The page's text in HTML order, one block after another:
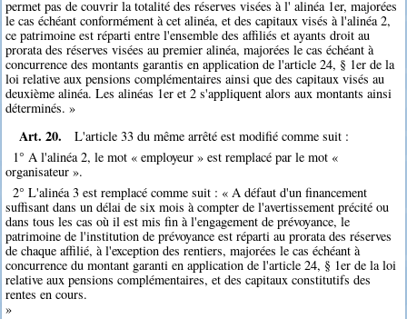
permet pas de couvrir la totalité des réserves visées à l' alinéa 1er, majorées
le cas échéant conformément à cet alinéa, et des capitaux visés à l'alinéa 2,
ce patrimoine est réparti entre l'ensemble des affiliés et ayants droit au
prorata des réserves visées au premier alinéa, majorées le cas échéant à
concurrence des montants garantis en application de l'article 24, § 1er de la
loi relative aux pensions complémentaires ainsi que des capitaux visés au
deuxième alinéa. Les alinéas 1er et 2 s'appliquent alors aux montants ainsi
déterminés. »
Art. 20.
L'article 33 du même arrêté est modifié comme suit :
1° A l'alinéa 2, le mot « employeur » est remplacé par le mot «
organisateur ».
2° L'alinéa 3 est remplacé comme suit : « A défaut d'un financement
suffisant dans un délai de six mois à compter de l'avertissement précité ou
dans tous les cas où il est mis fin à l'engagement de prévoyance, le
patrimoine de l'institution de prévoyance est réparti au prorata des réserves
de chaque affilié, à l'exception des rentiers, majorées le cas échéant à
concurrence du montant garanti en application de l'article 24, § 1er de la loi
relative aux pensions complémentaires, et des capitaux constitutifs des
rentes en cours.
»